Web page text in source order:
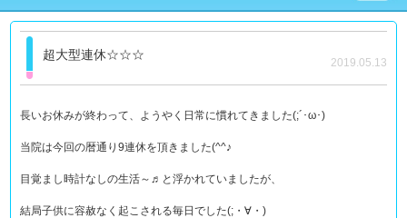
超大型連休☆☆☆
2019.05.13
長いお休みが終わって、ようやく日常に慣れてきました(;´･ω･)
当院は今回の暦通り9連休を頂きました(^^♪
目覚まし時計なしの生活～♬と浮かれていましたが、
結局子供に容赦なく起こされる毎日でした(;・∀・)